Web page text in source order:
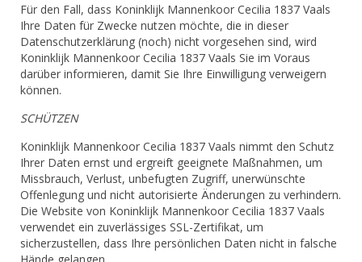
Für den Fall, dass Koninklijk Mannenkoor Cecilia 1837 Vaals
Ihre Daten für Zwecke nutzen möchte, die in dieser
Datenschutzerklärung (noch) nicht vorgesehen sind, wird
Koninklijk Mannenkoor Cecilia 1837 Vaals Sie im Voraus
darüber informieren, damit Sie Ihre Einwilligung verweigern
können.
SCHÜTZEN
Koninklijk Mannenkoor Cecilia 1837 Vaals nimmt den Schutz
Ihrer Daten ernst und ergreift geeignete Maßnahmen, um
Missbrauch, Verlust, unbefugten Zugriff, unerwünschte
Offenlegung und nicht autorisierte Änderungen zu verhindern.
Die Website von Koninklijk Mannenkoor Cecilia 1837 Vaals
verwendet ein zuverlässiges SSL-Zertifikat, um
sicherzustellen, dass Ihre persönlichen Daten nicht in falsche